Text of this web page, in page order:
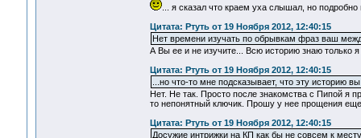
... я сказал что краем уха слышал, но
Цитата: Ртуть от 19 Ноября 2012, 12:40:15
Нет времени изучать по обрывкам фраз ваш
А Вы ее и не изучите... Всю историю знаю только
Цитата: Ртуть от 19 Ноября 2012, 12:40:15
...но что-то мне подсказывает, что эту историю
Нет. Не так. Просто после знакомства с Пипой я
то непонятный ключик. Прошу у нее прощения
Цитата: Ртуть от 19 Ноября 2012, 12:40:15
Досужие интрижки на КП как бы не совсем к